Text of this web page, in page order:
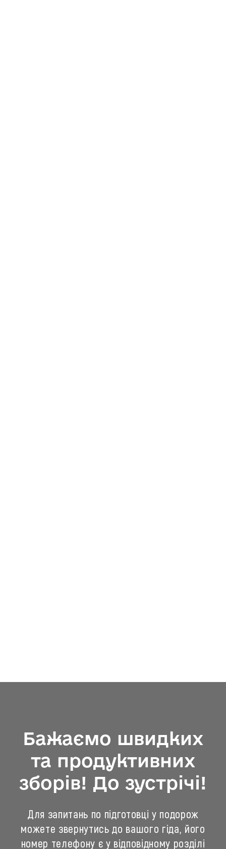
Бажаємо швидких
та продуктивних
зборів! До зустрічі!
Для запитань по підготовці у подорож
можете звернутись до вашого гіда, його
номер телефону є у відповідному розділі